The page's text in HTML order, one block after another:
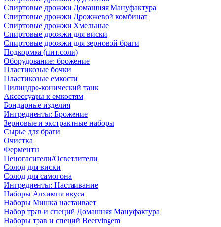
Спиртовые дрожжи Домашняя Мануфактура
Спиртовые дрожжи Дрожжевой комбинат
Спиртовые дрожжи Хмельные
Спиртовые дрожжи для виски
Спиртовые дрожжи для зерновой браги
Подкормка (пит.соли)
Оборудование: брожение
Пластиковые бочки
Пластиковые емкости
Цилиндро-конический танк
Аксессуары к емкостям
Бондарные изделия
Ингредиенты: Брожение
Зерновые и экстрактные наборы
Сырье для браги
Очистка
Ферменты
Пеногасители/Осветлители
Солод для виски
Солод для самогона
Ингредиенты: Настаивание
Наборы Алхимия вкуса
Наборы Мишка настаивает
Набор трав и специй Домашняя Мануфактура
Наборы трав и специй Beervingem